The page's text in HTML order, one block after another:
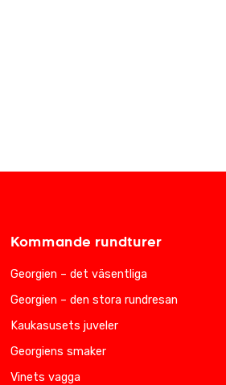
Kommande rundturer
Georgien – det väsentliga
Georgien – den stora rundresan
Kaukasusets juveler
Georgiens smaker
Vinets vagga